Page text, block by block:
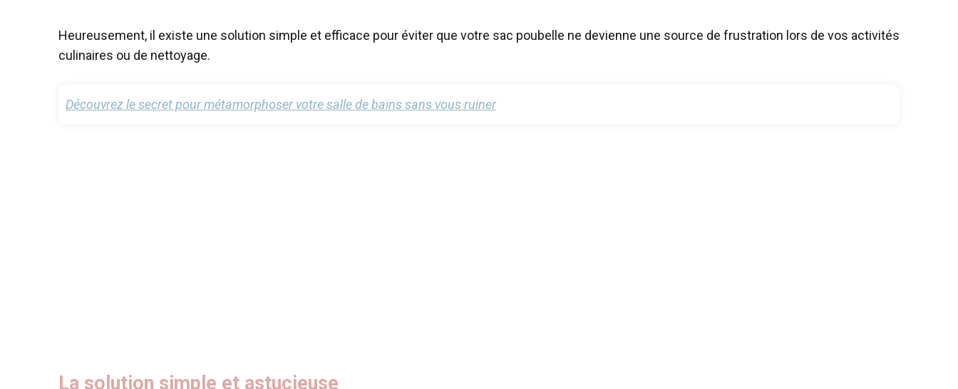
Heureusement, il existe une solution simple et efficace pour éviter que votre sac poubelle ne devienne une source de frustration lors de vos activités
culinaires ou de nettoyage.
Découvrez le secret pour métamorphoser votre salle de bains sans vous ruiner
La solution simple et astucieuse